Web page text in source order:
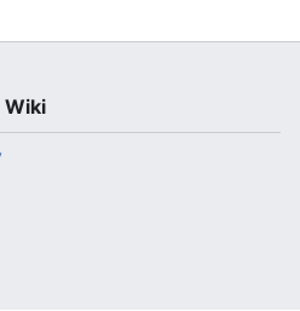
Wiki